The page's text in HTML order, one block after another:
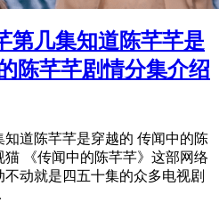
第几集知道陈芊芊是
陈芊芊剧情分集介绍
道陈芊芊是穿越的 传闻中的陈
《传闻中的陈芊芊》这部网络
动就是四五十集的众多电视剧